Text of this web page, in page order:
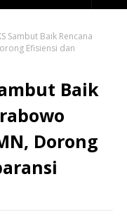
Sambut Baik Rencana
Efisiensi dan
Baik
Dorong